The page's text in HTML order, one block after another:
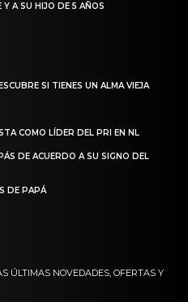
A SU HIJO DE 5 AÑOS
SI TIENES UN ALMA VIEJA
COMO LÍDER DEL PRI EN NL
DE ACUERDO A SU SIGNO DEL
DE PAPÁ
ÚLTIMAS NOVEDADES, OFERTAS Y